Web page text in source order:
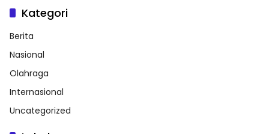
Kategori
Berita
Nasional
Olahraga
Internasional
Uncategorized